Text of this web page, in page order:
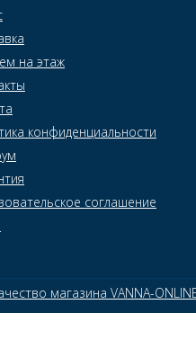
на этаж
конфиденциальности
соглашение